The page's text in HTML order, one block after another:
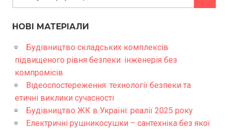
НОВІ МАТЕРІАЛИ
Будівництво складських комплексів
підвищеного рівня безпеки: інженерія без
компромісів
Відеоспостереження: технології безпеки та
етичні виклики сучасності
Будівництво ЖК в Україні: реалії 2025 року
Електричні рушникосушки – сантехніка без якої